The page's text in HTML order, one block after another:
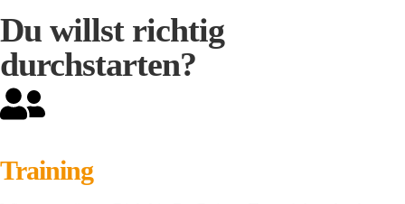
Du willst richtig
durchstarten?
Training